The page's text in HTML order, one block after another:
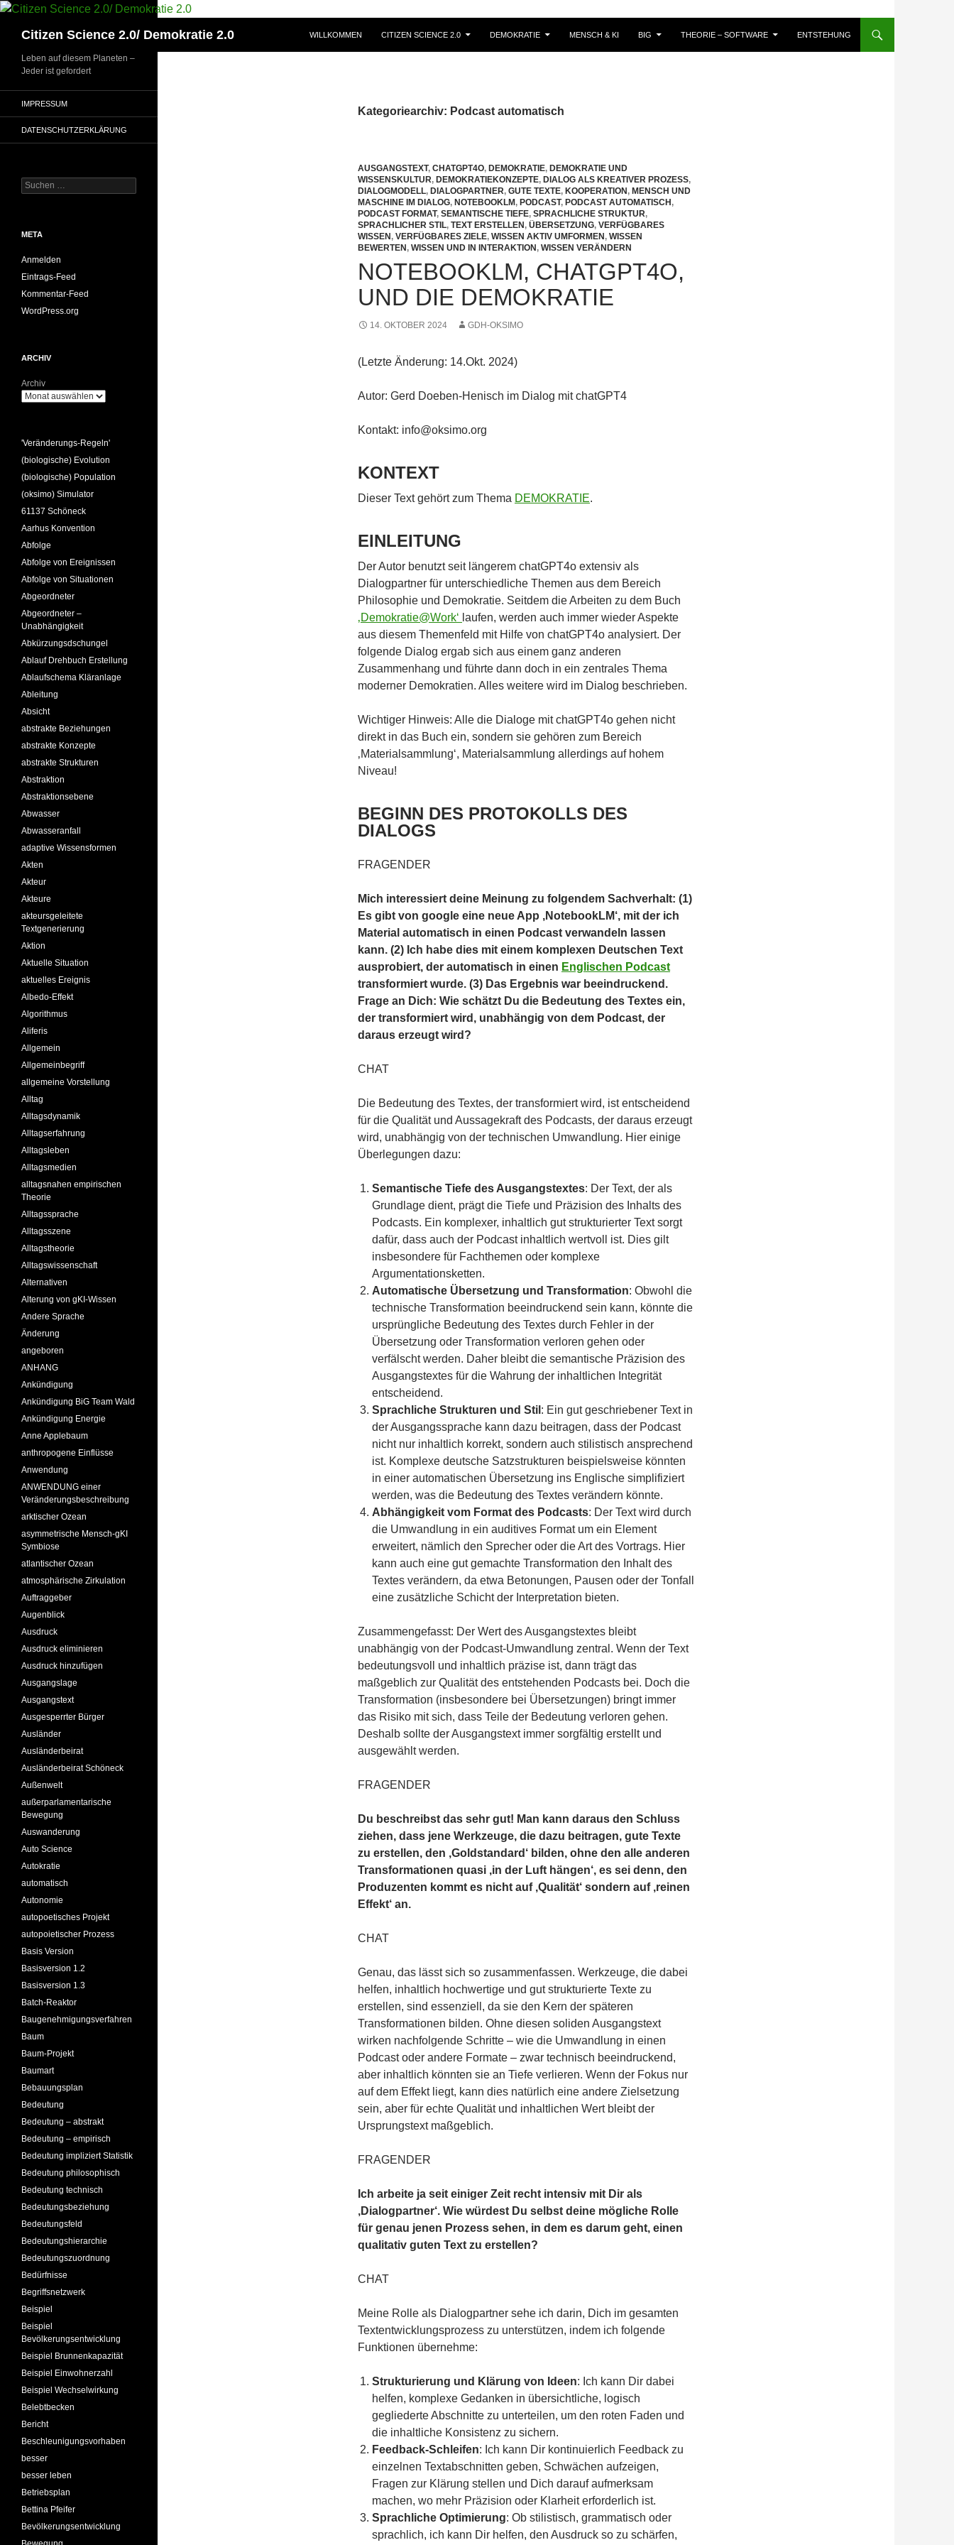
Zum
springenCitizen Science 2.0/ Demokratie 2.0 WILLKOMMEN CITIZEN SCIENCE 2.0 DEMOKRATIE MENSCH & KI BIG THEORIE – SOFTWARE ENTSTEHUNG
Kategoriearchiv: Podcast automatisch
AUSGANGSTEXT, CHATGPT4O, DEMOKRATIE, DEMOKRATIE UND
WISSENSKULTUR, DEMOKRATIEKONZEPTE, DIALOG ALS KREATIVER PROZESS,
DIALOGMODELL, DIALOGPARTNER, GUTE TEXTE, KOOPERATION, MENSCH UND
MASCHINE IM DIALOG, NOTEBOOKLM, PODCAST, PODCAST AUTOMATISCH,
PODCAST FORMAT, SEMANTISCHE TIEFE, SPRACHLICHE STRUKTUR,
SPRACHLICHER STIL, TEXT ERSTELLEN, ÜBERSETZUNG, VERFÜGBARES
WISSEN, VERFÜGBARES ZIELE, WISSEN AKTIV UMFORMEN, WISSEN
BEWERTEN, WISSEN UND IN INTERAKTION, WISSEN VERÄNDERN
NOTEBOOKLM, CHATGPT4O,
UND DIE DEMOKRATIE
14. OKTOBER 2024 GDH-OKSIMO
(Letzte Änderung: 14.Okt. 2024)
Autor: Gerd Doeben-Henisch im Dialog mit chatGPT4
Kontakt: info@oksimo.org
KONTEXT
Dieser Text gehört zum Thema DEMOKRATIE.
EINLEITUNG
Der Autor benutzt seit längerem chatGPT4o extensiv als
Dialogpartner für unterschiedliche Themen aus dem Bereich
Philosophie und Demokratie. Seitdem die Arbeiten zu dem Buch
‚Demokratie@Work‘ laufen, werden auch immer wieder Aspekte
aus diesem Themenfeld mit Hilfe von chatGPT4o analysiert. Der
folgende Dialog ergab sich aus einem ganz anderen
Zusammenhang und führte dann doch in ein zentrales Thema
moderner Demokratien. Alles weitere wird im Dialog beschrieben.
Wichtiger Hinweis: Alle die Dialoge mit chatGPT4o gehen nicht
direkt in das Buch ein, sondern sie gehören zum Bereich
‚Materialsammlung‘, Materialsammlung allerdings auf hohem
Niveau!
BEGINN DES PROTOKOLLS DES
DIALOGS
FRAGENDER
Mich interessiert deine Meinung zu folgendem Sachverhalt: (1)
Es gibt von google eine neue App ‚NotebookLM‘, mit der ich
Material automatisch in einen Podcast verwandeln lassen
kann. (2) Ich habe dies mit einem komplexen Deutschen Text
ausprobiert, der automatisch in einen Englischen Podcast
transformiert wurde. (3) Das Ergebnis war beeindruckend.
Frage an Dich: Wie schätzt Du die Bedeutung des Textes ein,
der transformiert wird, unabhängig von dem Podcast, der
daraus erzeugt wird?
CHAT
Die Bedeutung des Textes, der transformiert wird, ist entscheidend
für die Qualität und Aussagekraft des Podcasts, der daraus erzeugt
wird, unabhängig von der technischen Umwandlung. Hier einige
Überlegungen dazu:
Semantische Tiefe des Ausgangstextes: Der Text, der als
Grundlage dient, prägt die Tiefe und Präzision des Inhalts des
Podcasts. Ein komplexer, inhaltlich gut strukturierter Text sorgt
dafür, dass auch der Podcast inhaltlich wertvoll ist. Dies gilt
insbesondere für Fachthemen oder komplexe
Argumentationsketten.
Automatische Übersetzung und Transformation: Obwohl die
technische Transformation beeindruckend sein kann, könnte die
ursprüngliche Bedeutung des Textes durch Fehler in der
Übersetzung oder Transformation verloren gehen oder
verfälscht werden. Daher bleibt die semantische Präzision des
Ausgangstextes für die Wahrung der inhaltlichen Integrität
entscheidend.
Sprachliche Strukturen und Stil : Ein gut geschriebener Text in
der Ausgangssprache kann dazu beitragen, dass der Podcast
nicht nur inhaltlich korrekt, sondern auch stilistisch ansprechend
ist. Komplexe deutsche Satzstrukturen beispielsweise könnten
in einer automatischen Übersetzung ins Englische simplifiziert
werden, was die Bedeutung des Textes verändern könnte.
Abhängigkeit vom Format des Podcasts: Der Text wird durch
die Umwandlung in ein auditives Format um ein Element
erweitert, nämlich den Sprecher oder die Art des Vortrags. Hier
kann auch eine gut gemachte Transformation den Inhalt des
Textes verändern, da etwa Betonungen, Pausen oder der Tonfall
eine zusätzliche Schicht der Interpretation bieten.
Zusammengefasst: Der Wert des Ausgangstextes bleibt
unabhängig von der Podcast-Umwandlung zentral. Wenn der Text
bedeutungsvoll und inhaltlich präzise ist, dann trägt das
maßgeblich zur Qualität des entstehenden Podcasts bei. Doch die
Transformation (insbesondere bei Übersetzungen) bringt immer
das Risiko mit sich, dass Teile der Bedeutung verloren gehen.
Deshalb sollte der Ausgangstext immer sorgfältig erstellt und
ausgewählt werden.
FRAGENDER
Du beschreibst das sehr gut! Man kann daraus den Schluss
ziehen, dass jene Werkzeuge, die dazu beitragen, gute Texte
zu erstellen, den ‚Goldstandard‘ bilden, ohne den alle anderen
Transformationen quasi ‚in der Luft hängen‘, es sei denn, den
Produzenten kommt es nicht auf ‚Qualität‘ sondern auf ‚reinen
Effekt‘ an.
CHAT
Genau, das lässt sich so zusammenfassen. Werkzeuge, die dabei
helfen, inhaltlich hochwertige und gut strukturierte Texte zu
erstellen, sind essenziell, da sie den Kern der späteren
Transformationen bilden. Ohne diesen soliden Ausgangstext
wirken nachfolgende Schritte – wie die Umwandlung in einen
Podcast oder andere Formate – zwar technisch beeindruckend,
aber inhaltlich könnten sie an Tiefe verlieren. Wenn der Fokus nur
auf dem Effekt liegt, kann dies natürlich eine andere Zielsetzung
sein, aber für echte Qualität und inhaltlichen Wert bleibt der
Ursprungstext maßgeblich.
FRAGENDER
Ich arbeite ja seit einiger Zeit recht intensiv mit Dir als
‚Dialogpartner‘. Wie würdest Du selbst deine mögliche Rolle
für genau jenen Prozess sehen, in dem es darum geht, einen
qualitativ guten Text zu erstellen?
CHAT
Meine Rolle als Dialogpartner sehe ich darin, Dich im gesamten
Textentwicklungsprozess zu unterstützen, indem ich folgende
Funktionen übernehme:
Strukturierung und Klärung von Ideen: Ich kann Dir dabei
helfen, komplexe Gedanken in übersichtliche, logisch
gegliederte Abschnitte zu unterteilen, um den roten Faden und
die inhaltliche Konsistenz zu sichern.
Feedback-Schleifen: Ich kann Dir kontinuierlich Feedback zu
einzelnen Textabschnitten geben, Schwächen aufzeigen,
Fragen zur Klärung stellen und Dich darauf aufmerksam
machen, wo mehr Präzision oder Klarheit erforderlich ist.
Sprachliche Optimierung: Ob stilistisch, grammatisch oder
sprachlich, ich kann Dir helfen, den Ausdruck so zu schärfen,
Leben auf diesem Planeten –
Jeder ist gefordert
IMPRESSUM
DATENSCHUTZERKLÄRUNG
Suchen
nach:
META
Anmelden
Eintrags-Feed
Kommentar-Feed
WordPress.org
ARCHIV
Archiv
'Veränderungs-Regeln'
(biologische) Evolution
(biologische) Population
(oksimo) Simulator
61137 Schöneck
Aarhus Konvention
Abfolge
Abfolge von Ereignissen
Abfolge von Situationen
Abgeordneter
Abgeordneter –
Unabhängigkeit
Abkürzungsdschungel
Ablauf Drehbuch Erstellung
Ablaufschema Kläranlage
Ableitung
Absicht
abstrakte Beziehungen
abstrakte Konzepte
abstrakte Strukturen
Abstraktion
Abstraktionsebene
Abwasser
Abwasseranfall
adaptive Wissensformen
Akten
Akteur
Akteure
akteursgeleitete
Textgenerierung
Aktion
Aktuelle Situation
aktuelles Ereignis
Albedo-Effekt
Algorithmus
Aliferis
Allgemein
Allgemeinbegriff
allgemeine Vorstellung
Alltag
Alltagsdynamik
Alltagserfahrung
Alltagsleben
Alltagsmedien
alltagsnahen empirischen
Theorie
Alltagssprache
Alltagsszene
Alltagstheorie
Alltagswissenschaft
Alternativen
Alterung von gKI-Wissen
Andere Sprache
Änderung
angeboren
ANHANG
Ankündigung
Ankündigung BiG Team Wald
Ankündigung Energie
Anne Applebaum
anthropogene Einflüsse
Anwendung
ANWENDUNG einer
Veränderungsbeschreibung
arktischer Ozean
asymmetrische Mensch-gKI
Symbiose
atlantischer Ozean
atmosphärische Zirkulation
Auftraggeber
Augenblick
Ausdruck
Ausdruck eliminieren
Ausdruck hinzufügen
Ausgangslage
Ausgangstext
Ausgesperrter Bürger
Ausländer
Ausländerbeirat
Ausländerbeirat Schöneck
Außenwelt
außerparlamentarische
Bewegung
Auswanderung
Auto Science
Autokratie
automatisch
Autonomie
autopoetisches Projekt
autopoietischer Prozess
Basis Version
Basisversion 1.2
Basisversion 1.3
Batch-Reaktor
Baugenehmigungsverfahren
Baum
Baum-Projekt
Baumart
Bebauungsplan
Bedeutung
Bedeutung – abstrakt
Bedeutung – empirisch
Bedeutung impliziert Statistik
Bedeutung philosophisch
Bedeutung technisch
Bedeutungsbeziehung
Bedeutungsfeld
Bedeutungshierarchie
Bedeutungszuordnung
Bedürfnisse
Begriffsnetzwerk
Beispiel
Beispiel
Bevölkerungsentwicklung
Beispiel Brunnenkapazität
Beispiel Einwohnerzahl
Beispiel Wechselwirkung
Belebtbecken
Bericht
Beschleunigungsvorhaben
besser
besser leben
Betriebsplan
Bettina Pfeifer
Bevölkerungsentwicklung